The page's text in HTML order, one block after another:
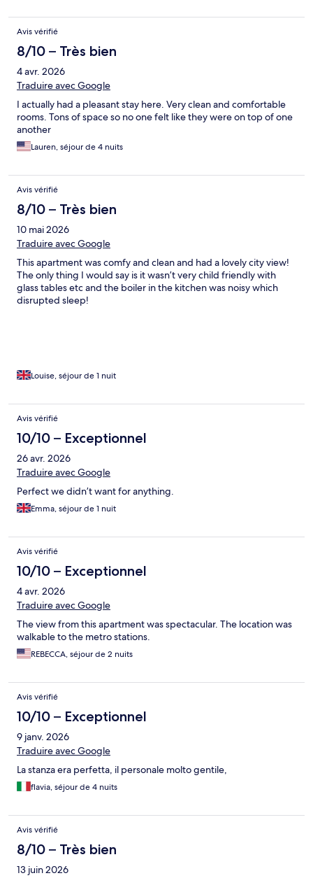
Avis vérifié
8/10 – Très bien
4 avr. 2026
Traduire avec Google
I actually had a pleasant stay here. Very clean and comfortable
rooms. Tons of space so no one felt like they were on top of one
another
Lauren, séjour de 4 nuits
Avis vérifié
8/10 – Très bien
10 mai 2026
Traduire avec Google
This apartment was comfy and clean and had a lovely city view!
The only thing I would say is it wasn’t very child friendly with
glass tables etc and the boiler in the kitchen was noisy which
disrupted sleep!
Louise, séjour de 1 nuit
Avis vérifié
10/10 – Exceptionnel
26 avr. 2026
Traduire avec Google
Perfect we didn’t want for anything.
Emma, séjour de 1 nuit
Avis vérifié
10/10 – Exceptionnel
4 avr. 2026
Traduire avec Google
The view from this apartment was spectacular. The location was
walkable to the metro stations.
REBECCA, séjour de 2 nuits
Avis vérifié
10/10 – Exceptionnel
9 janv. 2026
Traduire avec Google
La stanza era perfetta, il personale molto gentile,
flavia, séjour de 4 nuits
Avis vérifié
8/10 – Très bien
13 juin 2026